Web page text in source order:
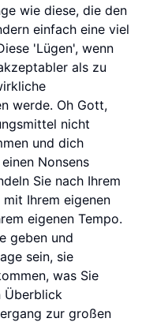
wie diese, die den
einfach eine viel
'Lügen', wenn
als zu
werde. Oh Gott,
nicht
und dich
Nonsens
Sie nach Ihrem
Ihrem eigenen
eigenen Tempo.
geben und
sein, sie
was Sie
Überblick
zur großen